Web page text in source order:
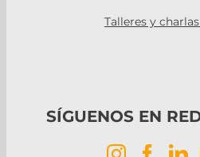
Talleres y
SÍGUENOS EN